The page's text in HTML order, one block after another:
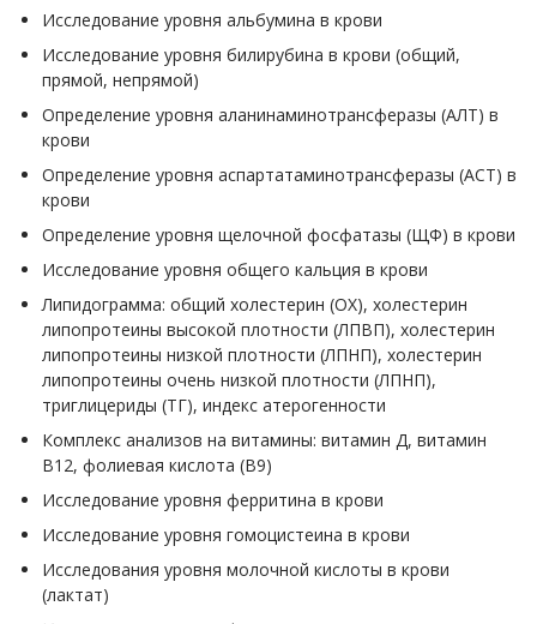
Исследование уровня альбумина в крови
Исследование уровня билирубина в крови (общий,
прямой, непрямой)
Определение уровня аланинаминотрансферазы (АЛТ) в
крови
Определение уровня аспартатаминотрансферазы (АСТ) в
крови
Определение уровня щелочной фосфатазы (ЩФ) в крови
Исследование уровня общего кальция в крови
Липидограмма: общий холестерин (ОХ), холестерин
липопротеины высокой плотности (ЛПВП), холестерин
липопротеины низкой плотности (ЛПНП), холестерин
липопротеины очень низкой плотности (ЛПНП),
триглицериды (ТГ), индекс атерогенности
Комплекс анализов на витамины: витамин Д, витамин
В12, фолиевая кислота (В9)
Исследование уровня ферритина в крови
Исследование уровня гомоцистеина в крови
Исследования уровня молочной кислоты в крови
(лактат)